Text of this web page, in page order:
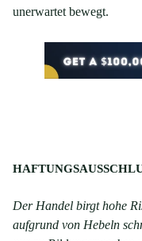
unerwartet bewegt.
Der Handel birgt hohe
aufgrund von Hebeln